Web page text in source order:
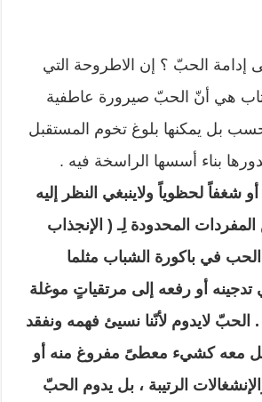
الحبّ ؟ إن الاطروحة التي
هي أنّ الحبّ صيرورة عاطفية
بل يمكنها بلوغ تخوم المستقبل
بناء أسسها الراسخة فيه .
شغفاً لحظوياً ولاينبغي النظر إليه
المحدودة لِـ ( الإنجذاب
في باكورة الشباب مثلما
تدجينه أو رفعه إلى مرتقياتٍ موغلة
الحبّ لايدوم لأنّنا نسيئ فهمه ونفقد
معه كشيء معطىً مفروغ منه أو
الرتيبة ، بل يدوم الحبّ